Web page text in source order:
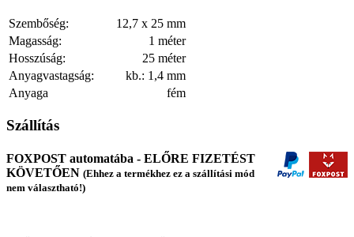
Szembőség:
12,7 x 25 mm
Magasság:
1 méter
Hosszúság:
25 méter
Anyagvastagság:
kb.: 1,4 mm
Anyaga
fém
Szállítás
FOXPOST automatába - ELŐRE FIZETÉST
KÖVETŐEN (Ehhez a termékhez ez a szállítási mód
nem választható!)